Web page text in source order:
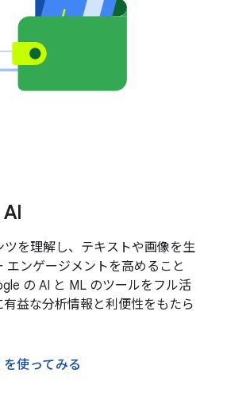
ツを理解し、テキストや画像を生
エンゲージメントを高めること
の AI と ML のツールをフル活
益な分析情報と利便性をもたら
使ってみる